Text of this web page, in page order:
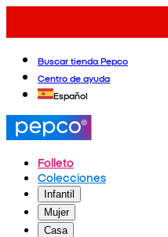
Buscar tienda Pepco
Centro de ayuda
Español
Folleto
Colecciones
Infantil
Mujer
Casa